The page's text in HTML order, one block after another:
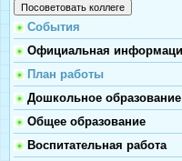
События
Официальная
План работы
Дошкольное образование
Общее образование
Воспитательная работа